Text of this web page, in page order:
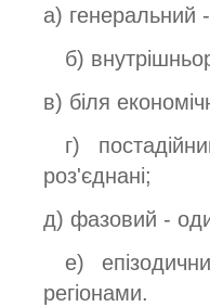
а) генеральний
б)
в) біля
г)
роз'єднані;
д) фазовий -
е)
регіонами.